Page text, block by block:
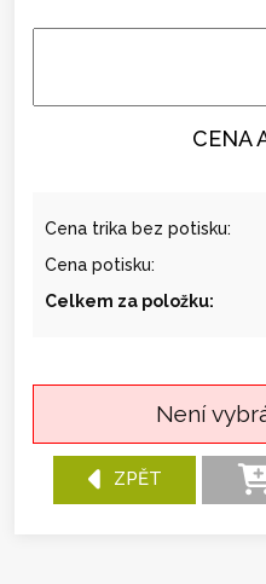
CENA
Cena trika bez potisku:
Cena potisku:
Celkem za položku:
Není
ZPĚT